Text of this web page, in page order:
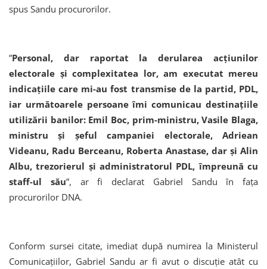
spus Sandu procurorilor.
”Personal, dar raportat la derularea acţiunilor
electorale şi complexitatea lor, am executat mereu
indicaţiile care mi-au fost transmise de la partid, PDL,
iar următoarele persoane îmi comunicau destinaţiile
utilizării banilor: Emil Boc, prim-ministru, Vasile Blaga,
ministru şi şeful campaniei electorale, Adriean
Videanu, Radu Berceanu, Roberta Anastase, dar şi Alin
Albu, trezorierul şi administratorul PDL, împreună cu
staff-ul său”, ar fi declarat Gabriel Sandu în faţa
procurorilor DNA.
Conform sursei citate, imediat după numirea la Ministerul
Comunicaţiilor, Gabriel Sandu ar fi avut o discuţie atât cu